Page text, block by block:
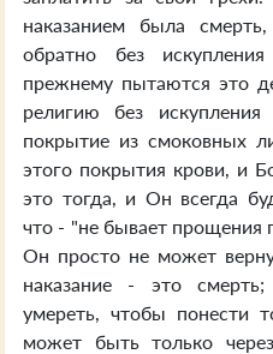
наказанием была
обратно без
прежнему пытаются это
религию без
покрытие из смоковных
этого покрытия крови, и
это тогда, и Он всегда
что - "не бывает прощения
Он просто не может
наказание - это
умереть, чтобы понести
может быть только